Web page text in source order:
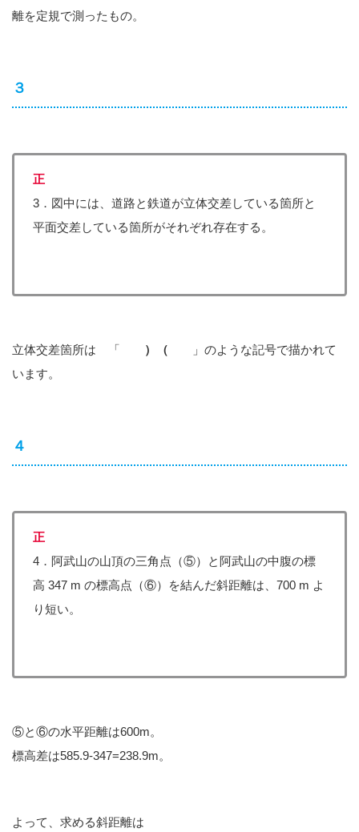
離を定規で測ったもの。
３
正
3．図中には、道路と鉄道が立体交差している箇所と
平面交差している箇所がそれぞれ存在する。
立体交差箇所は 「 ）（ 」のような記号で描かれて
います。
４
正
4．阿武山の山頂の三角点（⑤）と阿武山の中腹の標
高 347 m の標高点（⑥）を結んだ斜距離は、700 m よ
り短い。
⑤と⑥の水平距離は600m。
標高差は585.9-347=238.9m。
よって、求める斜距離は